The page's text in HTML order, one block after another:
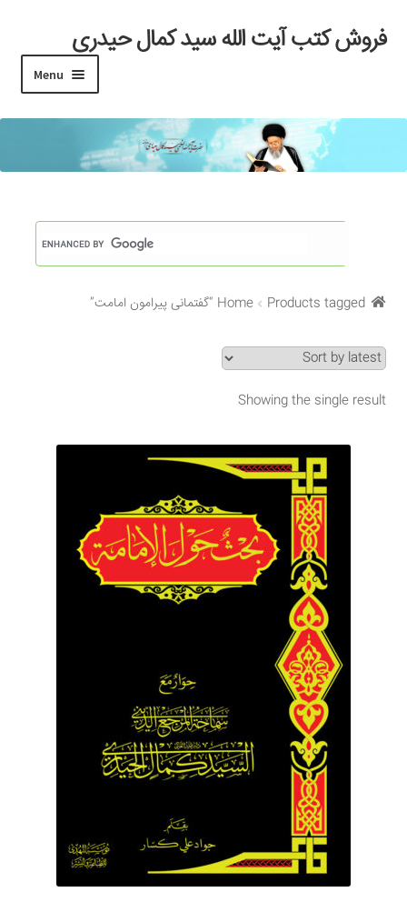
Skip
to
Skip
to
فروش کتب آیت الله سید کمال حیدری
Menu
خانه
#97 (بدون عنوان)
Checkout
My account
Search Results
Shop
تماس با ما
ثبت شکایات
حساب کاربری من
قوانین و مقررات
Home Products tagged “گفتمانی پیرامون امامت”
Showing the single result